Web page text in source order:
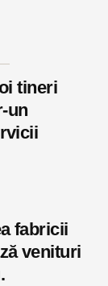
tineri
un
fabricii
venituri